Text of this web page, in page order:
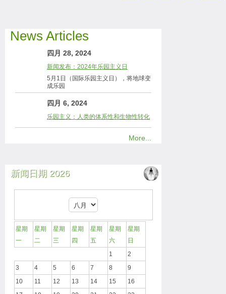
News Articles
四月 28, 2024
新闻发布：2024年乐园主义日
5月1日（国际乐园主义日），将地球变
成乐园
四月 6, 2024
乐园主义：人类的体系性和生物性转化
More...
新闻日期 2026
星期
一
星期
二
星期
三
星期
四
星期
五
星期
六
星期
日
1
2
3
4 5 6 7 8
9
10
11 12 13 14 15
16